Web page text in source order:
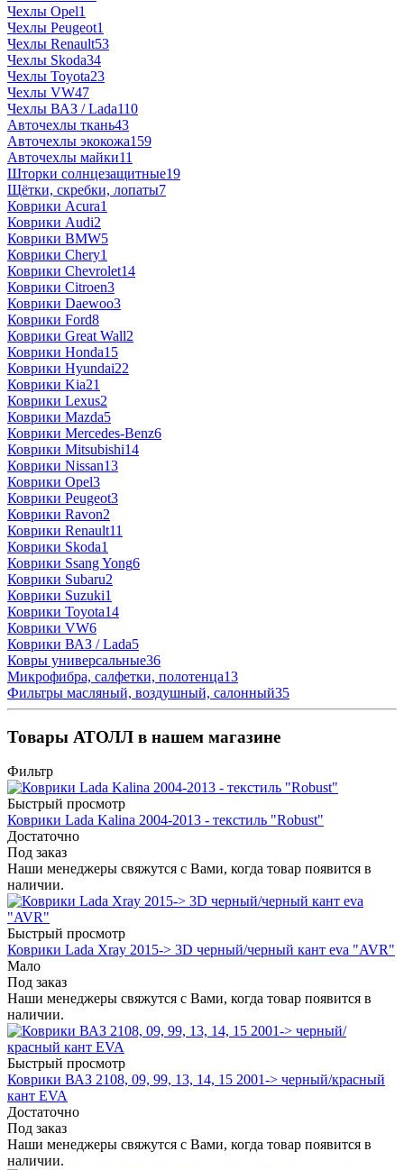
Чехлы Opel1
Чехлы Peugeot1
Чехлы Renault53
Чехлы Skoda34
Чехлы Toyota23
Чехлы VW47
Чехлы ВАЗ / Lada110
Авточехлы ткань43
Авточехлы экокожа159
Авточехлы майки11
Шторки солнцезащитные19
Щётки, скребки, лопаты7
Коврики Acura1
Коврики Audi2
Коврики BMW5
Коврики Chery1
Коврики Chevrolet14
Коврики Citroen3
Коврики Daewoo3
Коврики Ford8
Коврики Great Wall2
Коврики Honda15
Коврики Hyundai22
Коврики Kia21
Коврики Lexus2
Коврики Mazda5
Коврики Mercedes-Benz6
Коврики Mitsubishi14
Коврики Nissan13
Коврики Opel3
Коврики Peugeot3
Коврики Ravon2
Коврики Renault11
Коврики Skoda1
Коврики Ssang Yong6
Коврики Subaru2
Коврики Suzuki1
Коврики Toyota14
Коврики VW6
Коврики ВАЗ / Lada5
Ковры универсальные36
Микрофибра, салфетки, полотенца13
Фильтры масляный, воздушный, салонный35
Товары АТОЛЛ в нашем магазине
Фильтр
Быстрый просмотр
Коврики Lada Kalina 2004-2013 - текстиль "Robust"
Достаточно
Под заказ
Наши менеджеры свяжутся с Вами, когда товар появится в
наличии.
Быстрый просмотр
Коврики Lada Xray 2015-> 3D черный/черный кант eva "AVR"
Мало
Под заказ
Наши менеджеры свяжутся с Вами, когда товар появится в
наличии.
Быстрый просмотр
Коврики ВАЗ 2108, 09, 99, 13, 14, 15 2001-> черный/красный
кант EVA
Достаточно
Под заказ
Наши менеджеры свяжутся с Вами, когда товар появится в
наличии.